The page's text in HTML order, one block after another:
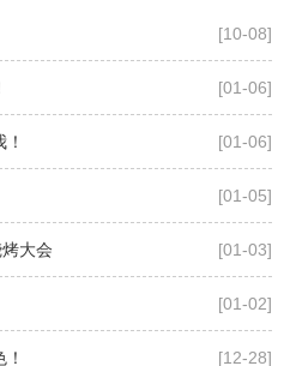
老师深度进入孩子的
[10-08]
[01-06]
[01-06]
[01-05]
大会 [01-03]
[01-02]
[12-28]